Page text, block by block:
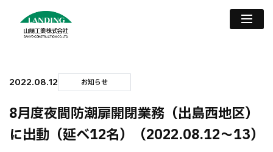
2022.08.12 お知らせ
8月度夜間防潮扉開閉業務（出島西地区）
に出動（延べ12名）（2022.08.12〜13）